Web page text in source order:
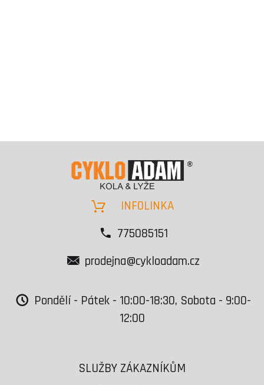
INFOLINKA
775085151
prodejna@cykloadam.cz
Pondělí - Pátek - 10:00-18:30, Sobota - 9:00-
12:00
SLUŽBY ZÁKAZNÍKŮM